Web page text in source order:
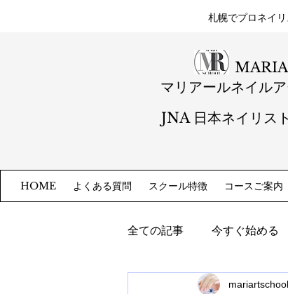
札幌​でプロネイ
マリアールネイル
JNA 日本ネイリス
HOME よくある質問 スクール特徴 コースご案内
全ての記事 今すぐ始める
mariartschool